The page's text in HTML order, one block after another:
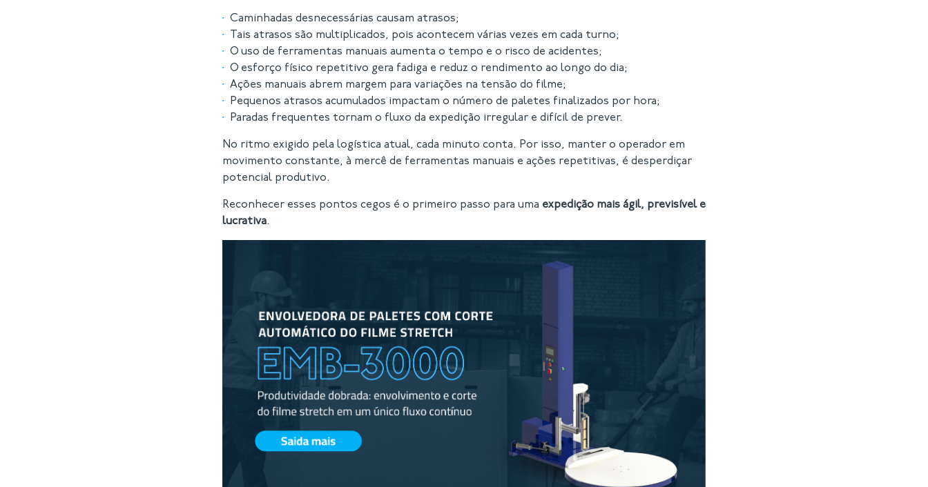
Caminhadas desnecessárias causam atrasos;
Tais atrasos são multiplicados, pois acontecem várias vezes em cada turno;
O uso de ferramentas manuais aumenta o tempo e o risco de acidentes;
O esforço físico repetitivo gera fadiga e reduz o rendimento ao longo do dia;
Ações manuais abrem margem para variações na tensão do filme;
Pequenos atrasos acumulados impactam o número de paletes finalizados por hora;
Paradas frequentes tornam o fluxo da expedição irregular e difícil de prever.
No ritmo exigido pela logística atual, cada minuto conta. Por isso, manter o operador em
movimento constante, à mercê de ferramentas manuais e ações repetitivas, é desperdiçar
potencial produtivo.
Reconhecer esses pontos cegos é o primeiro passo para uma expedição mais ágil, previsível e
lucrativa.